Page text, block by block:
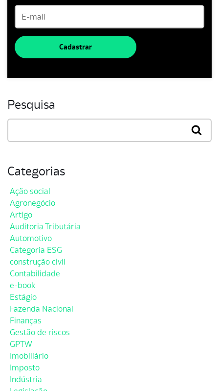
Cadastrar
Pesquisa
Categorias
Ação social
Agronegócio
Artigo
Auditoria Tributária
Automotivo
Categoria ESG
construção civil
Contabilidade
e-book
Estágio
Fazenda Nacional
Finanças
Gestão de riscos
GPTW
Imobiliário
Imposto
Indústria